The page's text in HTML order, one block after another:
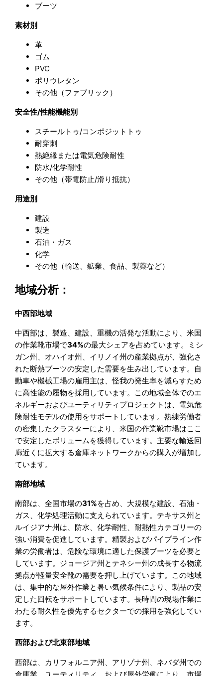
ブーツ
素材別
革
ゴム
PVC
ポリウレタン
その他（ファブリック）
安全性/性能機能別
スチールトゥ/コンポジットトゥ
耐穿刺
熱絶縁または電気危険耐性
防水/化学耐性
その他（帯電防止/滑り抵抗）
用途別
建設
製造
石油・ガス
化学
その他（輸送、鉱業、食品、製薬など）
地域分析：
中西部地域
中西部は、製造、建設、重機の活発な活動により、米国
の作業靴市場で34%の最大シェアを占めています。ミシ
ガン州、オハイオ州、イリノイ州の産業拠点が、強化さ
れた断熱ブーツの安定した需要を生み出しています。自
動車や機械工場の雇用主は、怪我の発生率を減らすため
に高性能の履物を採用しています。この地域全体でのエ
ネルギーおよびユーティリティプロジェクトは、電気危
険耐性モデルの使用をサポートしています。熟練労働者
の密集したクラスターにより、米国の作業靴市場はここ
で安定したボリュームを獲得しています。主要な輸送回
廊近くに拡大する倉庫ネットワークからの購入が増加し
ています。
南部地域
南部は、全国市場の31%を占め、大規模な建設、石油・
ガス、化学処理活動に支えられています。テキサス州と
ルイジアナ州は、防水、化学耐性、耐熱性カテゴリーの
強い消費を促進しています。精製およびパイプライン作
業の労働者は、危険な環境に適した保護ブーツを必要と
しています。ジョージア州とテネシー州の成長する物流
拠点が軽量安全靴の需要を押し上げています。この地域
は、集中的な屋外作業と暑い気候条件により、製品の安
定した回転をサポートしています。長時間の現場作業に
わたる耐久性を優先するセクターでの採用を強化してい
ます。
西部および北東部地域
西部は、カリフォルニア州、アリゾナ州、ネバダ州での
倉庫業、ユーティリティ、および屋外労働により、市場